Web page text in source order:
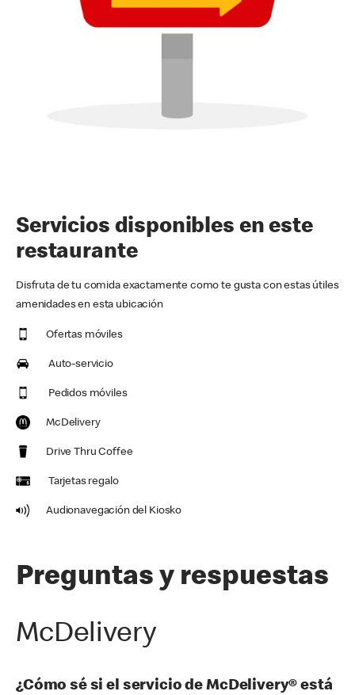
Servicios disponibles en este
restaurante
Disfruta de tu comida exactamente como te gusta con estas útiles
amenidades en esta ubicación
Ofertas móviles
Auto-servicio
Pedidos móviles
McDelivery
Drive Thru Coffee
Tarjetas regalo
Audionavegación del Kiosko
Preguntas y respuestas
McDelivery
¿Cómo sé si el servicio de McDelivery® está